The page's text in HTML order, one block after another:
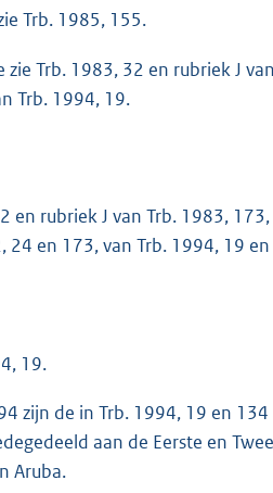
9
K
Trb. 1985, 155.
zie Trb. 1983, 32 en rubriek J
Trb. 1994, 19.
en rubriek J van Trb. 1983,
24 en 173, van Trb. 1994, 19
19.
zijn de in Trb. 1994, 19 en
aan de Eerste en
Aruba.